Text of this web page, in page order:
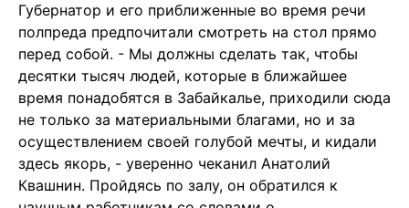
Губернатор и его приближенные во время речи
полпреда предпочитали смотреть на стол прямо
перед собой. - Мы должны сделать так, чтобы
десятки тысяч людей, которые в ближайшее
время понадобятся в Забайкалье, приходили сюда
не только за материальными благами, но и за
осуществлением своей голубой мечты, и кидали
здесь якорь, - уверенно чеканил Анатолий
Квашнин. Пройдясь по залу, он обратился к